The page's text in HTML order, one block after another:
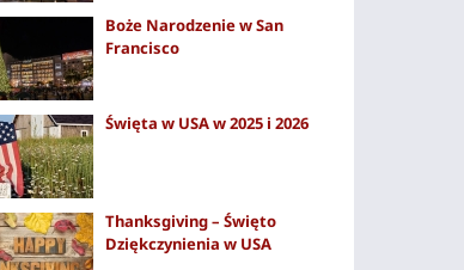
Boże Narodzenie w San
Francisco
Święta w USA w 2025 i 2026
Thanksgiving – Święto
Dziękczynienia w USA